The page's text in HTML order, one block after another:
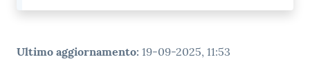
Ultimo aggiornamento: 19-09-2025, 11:53